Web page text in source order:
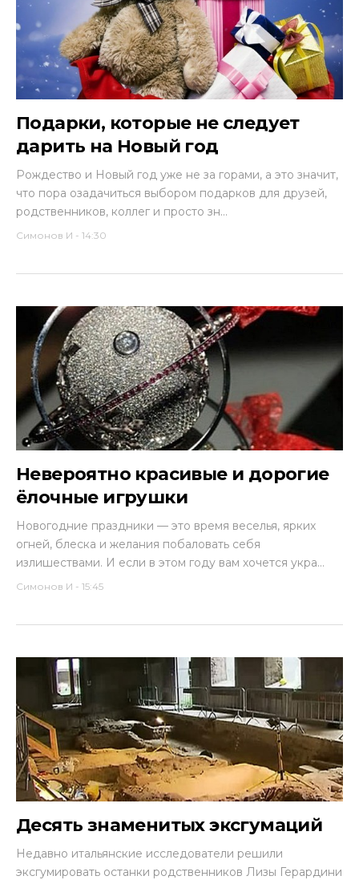
Подарки, которые не следует
дарить на Новый год
Рождество и Новый год уже не за горами, а это значит,
что пора озадачиться выбором подарков для друзей,
родственников, коллег и просто зн...
Симонов И - 14:30
Невероятно красивые и дорогие
ёлочные игрушки
Новогодние праздники — это время веселья, ярких
огней, блеска и желания побаловать себя
излишествами. И если в этом году вам хочется укра...
Симонов И - 15:45
Десять знаменитых эксгумаций
Недавно итальянские исследователи решили
эксгумировать останки родственников Лизы Герардини